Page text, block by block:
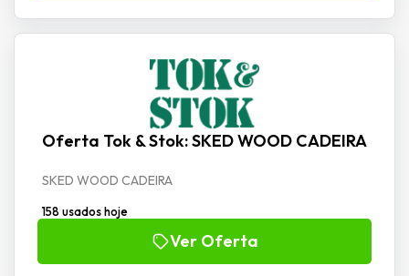
Oferta Tok & Stok: SKED WOOD CADEIRA
SKED WOOD CADEIRA
158 usados hoje
Ver Oferta